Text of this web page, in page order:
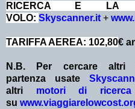
RICERCA E LA
VOLO: Skyscanner.it +
TARIFFA AEREA: 102,80€
N.B. Per cercare
partenza usate
altri motori di
su